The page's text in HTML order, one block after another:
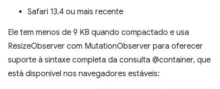
Safari 13.4 ou mais recente
Ele tem menos de 9 KB quando compactado e usa
ResizeObserver com MutationObserver para oferecer
suporte à sintaxe completa da consulta @container, que
está disponível nos navegadores estáveis: